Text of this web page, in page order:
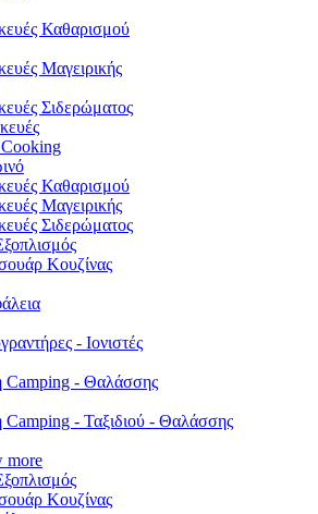
Καθαρισμού
Μαγειρικής
Σιδερώματος
Καθαρισμού
Μαγειρικής
Σιδερώματος
Κουζίνας
- Ιονιστές
Camping - Θαλάσσης
Camping - Ταξιδιού - Θαλάσσης
more
Κουζίνας